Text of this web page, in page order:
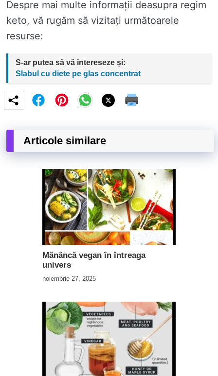
Despre mai multe informații deasupra regim
keto, vă rugăm să vizitați următoarele
resurse:
S-ar putea să vă intereseze și:
Slabul cu diete pe glas concentrat
Articole similare
Mănâncă vegan în întreaga
univers
noiembrie 27, 2025